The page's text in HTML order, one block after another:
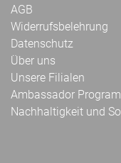
AGB
Widerrufsbelehrung
Datenschutz
Über uns
Unsere Filialen
Ambassador
Nachhaltigkeit und